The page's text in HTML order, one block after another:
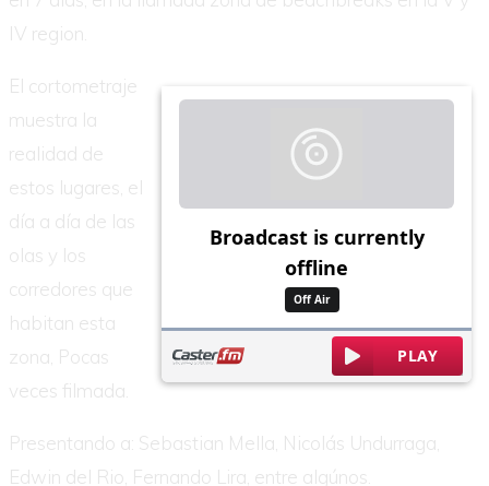
IV region.
El cortometraje
muestra la
realidad de
estos lugares, el
día a día de las
olas y los
corredores que
habitan esta
zona, Pocas
veces filmada.
Presentando a: Sebastian Mella, Nicolás Undurraga,
Edwin del Rio, Fernando Lira, entre algúnos.